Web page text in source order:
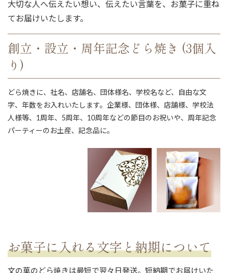
退職・異動の挨拶におすすめのお菓子ギ
フト5選
大切な人へ伝えたい想い、伝えたい言葉を、お菓子に重ね
てお届けいたします。
創立・設立・周年記念どら焼き (3個入
り)
どら焼きに、社名、店舗名、団体様名、学校名など、自由な文
字、年数をお入れいたします。企業様、団体様、店舗様、学校法
人様等、1周年、5周年、10周年などの節目のお祝いや、周年記念
パーティーのお土産、記念品に。
お菓子に入れる文字と納期について
文の菓のどら焼きは最短で翌々日発送。短納期でお届けいた